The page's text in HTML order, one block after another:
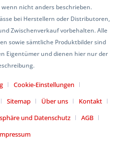
nicht anders beschrieben.
bei Herstellern oder Distributoren,
Zwischenverkauf vorbehalten. Alle
sowie sämtliche Produktbilder sind
Eigentümer und dienen hier nur der
Cookie-Einstellungen
Sitemap Über uns
Kontakt
und Datenschutz
AGB